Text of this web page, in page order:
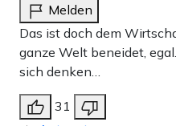
Melden
Das ist doch dem
ganze Welt beneidet,
sich denken…
31